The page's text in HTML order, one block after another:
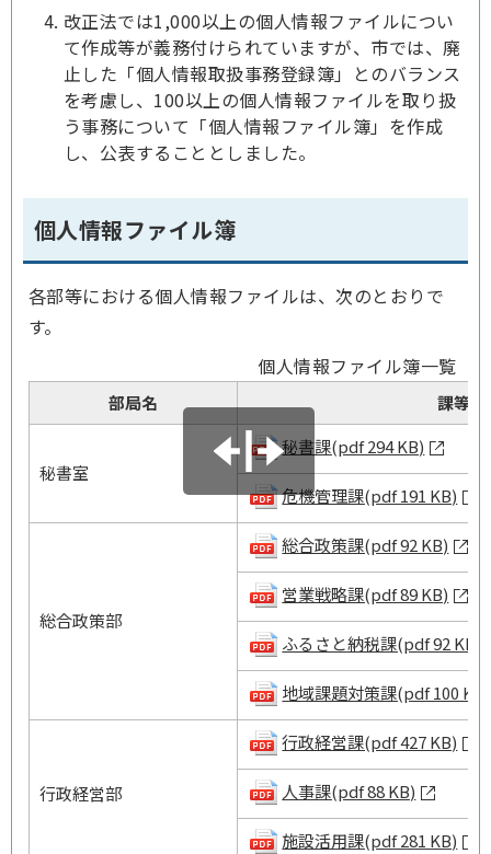
改正法では1,000以上の個人情報ファイルについ
て作成等が義務付けられていますが、市では、廃
止した「個人情報取扱事務登録簿」とのバランス
を考慮し、100以上の個人情報ファイルを取り扱
う事務について「個人情報ファイル簿」を作成
し、公表することとしました。
個人情報ファイル簿
各部等における個人情報ファイルは、次のとおりで
す。
個人情報ファイル簿一覧
部局名 課等名
秘書室
秘書課(pdf 294 KB)
危機管理課(pdf 191 KB)
総合政策部
総合政策課(pdf 92 KB)
営業戦略課(pdf 89 KB)
ふるさと納税課(pdf 92 KB)
地域課題対策課(pdf 100 KB)
行政経営部
行政経営課(pdf 427 KB)
人事課(pdf 88 KB)
施設活用課(pdf 281 KB)